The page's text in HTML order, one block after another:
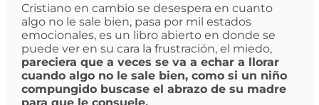
Cristiano en cambio se desespera en cuanto
algo no le sale bien, pasa por mil estados
emocionales, es un libro abierto en donde se
puede ver en su cara la frustración, el miedo,
pareciera que a veces se va a echar a llorar
cuando algo no le sale bien, como si un niño
compungido buscase el abrazo de su madre